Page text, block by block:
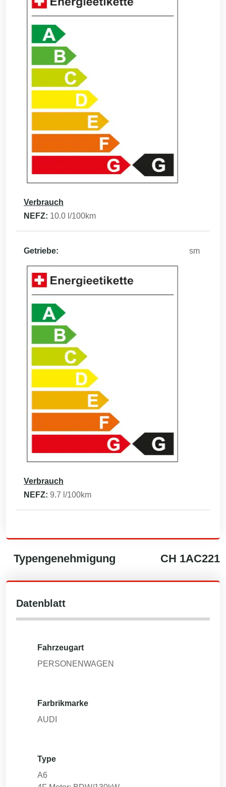
Verbrauch
NEFZ: 10.0 l/100km
Getriebe: sm
Verbrauch
NEFZ: 9.7 l/100km
Typengenehmigung CH 1AC221
Datenblatt
Fahrzeugart
PERSONENWAGEN
Farbrikmarke
AUDI
Type
A6